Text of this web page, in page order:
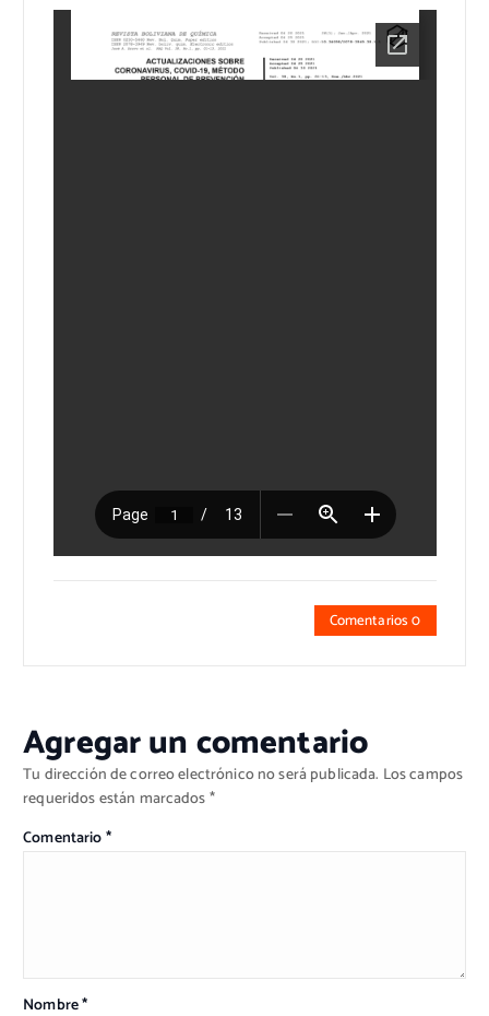
Comentarios 0
Agregar un comentario
Tu dirección de correo electrónico no será publicada. Los campos
requeridos están marcados*
Comentario*
Nombre*